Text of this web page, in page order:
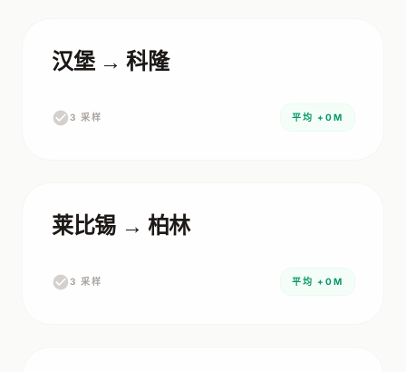
汉堡 → 科隆
3 采样 平均 +0M
莱比锡 → 柏林
3 采样 平均 +0M